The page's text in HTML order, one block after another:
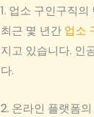
1. 업소 구인구직
최근 몇 년간 업소
지고 있습니다. 인
다.
2. 온라인 플랫폼